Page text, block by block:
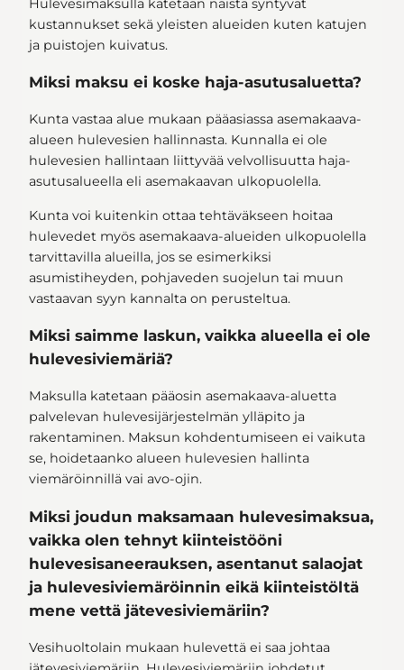
kustannukset sekä yleisten alueiden kuten katujen
ja puistojen kuivatus.
Miksi maksu ei koske haja-asutusaluetta?
Kunta vastaa alue mukaan pääasiassa asemakaava-
alueen hulevesien hallinnasta. Kunnalla ei ole
hulevesien hallintaan liittyvää velvollisuutta haja-
asutusalueella eli asemakaavan ulkopuolella.
Kunta voi kuitenkin ottaa tehtäväkseen hoitaa
hulevedet myös asemakaava-alueiden ulkopuolella
tarvittavilla alueilla, jos se esimerkiksi
asumistiheyden, pohjaveden suojelun tai muun
vastaavan syyn kannalta on perusteltua.
Miksi saimme laskun, vaikka alueella ei ole
hulevesiviemäriä?
Maksulla katetaan pääosin asemakaava-aluetta
palvelevan hulevesijärjestelmän ylläpito ja
rakentaminen. Maksun kohdentumiseen ei vaikuta
se, hoidetaanko alueen hulevesien hallinta
viemäröinnillä vai avo-ojin.
Miksi joudun maksamaan hulevesimaksua,
vaikka olen tehnyt kiinteistööni
hulevesisaneerauksen, asentanut salaojat
ja hulevesiviemäröinnin eikä kiinteistöltä
mene vettä jätevesiviemäriin?
Vesihuoltolain mukaan hulevettä ei saa johtaa